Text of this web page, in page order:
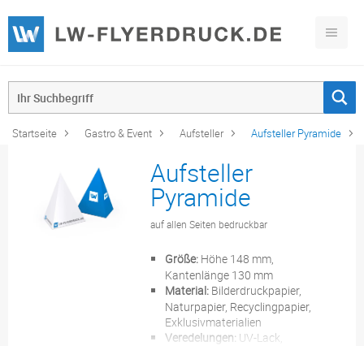
Startseite Gastro & Event Aufsteller Aufsteller Pyramide
Aufsteller
Pyramide
auf allen Seiten bedruckbar
Größe: Höhe 148 mm,
Kantenlänge 130 mm
Material: Bilderdruckpapier,
Naturpapier, Recyclingpapier,
Exklusivmaterialien
Veredelungen: UV-Lack,